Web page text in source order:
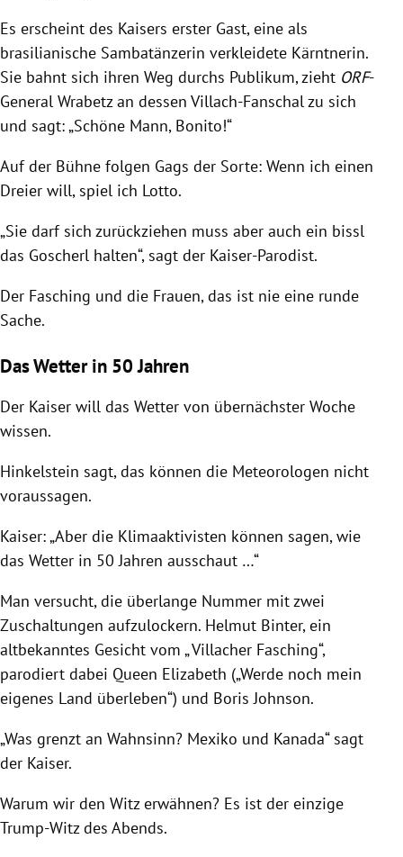
Es erscheint des Kaisers erster Gast, eine als
brasilianische Sambatänzerin verkleidete Kärntnerin.
Sie bahnt sich ihren Weg durchs Publikum, zieht ORF-
General Wrabetz an dessen Villach-Fanschal zu sich
und sagt: „Schöne Mann, Bonito!“
Auf der Bühne folgen Gags der Sorte: Wenn ich einen
Dreier will, spiel ich Lotto.
„Sie darf sich zurückziehen muss aber auch ein bissl
das Goscherl halten“, sagt der Kaiser-Parodist.
Der Fasching und die Frauen, das ist nie eine runde
Sache.
Das Wetter in 50 Jahren
Der Kaiser will das Wetter von übernächster Woche
wissen.
Hinkelstein sagt, das können die Meteorologen nicht
voraussagen.
Kaiser: „Aber die Klimaaktivisten können sagen, wie
das Wetter in 50 Jahren ausschaut …“
Man versucht, die überlange Nummer mit zwei
Zuschaltungen aufzulockern. Helmut Binter, ein
altbekanntes Gesicht vom „Villacher Fasching“,
parodiert dabei Queen Elizabeth („Werde noch mein
eigenes Land überleben“) und Boris Johnson.
„Was grenzt an Wahnsinn? Mexiko und Kanada“ sagt
der Kaiser.
Warum wir den Witz erwähnen? Es ist der einzige
Trump-Witz des Abends.